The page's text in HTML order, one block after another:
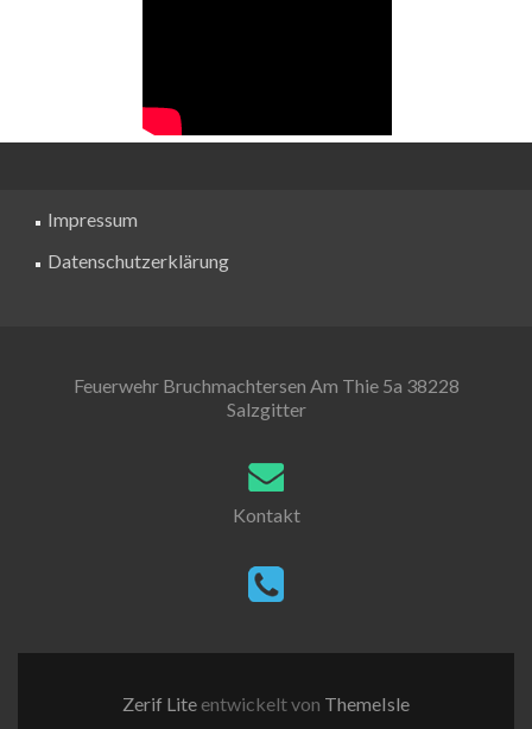
Impressum
Datenschutzerklärung
Feuerwehr Bruchmachtersen Am Thie 5a 38228
Salzgitter
Kontakt
Zerif Lite entwickelt von ThemeIsle